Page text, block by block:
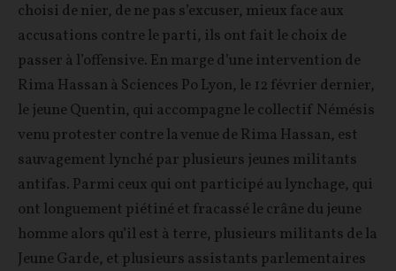
choisi de nier, de ne pas s’excuser, mieux face aux
accusations contre le parti, ils ont fait le choix de
passer à l’offensive. En marge d’une intervention de
Rima Hassan à Sciences Po Lyon, le 12 février dernier,
le jeune Quentin, qui accompagne le collectif Némésis
venu protester contre la venue de Rima Hassan, est
sauvagement lynché par plusieurs jeunes militants
antifas. Parmi ceux qui ont participé au lynchage, qui
ont longuement piétiné et fracassé le crâne du jeune
homme alors qu’il est à terre, plusieurs militants de la
Jeune Garde, et plusieurs assistants parlementaires